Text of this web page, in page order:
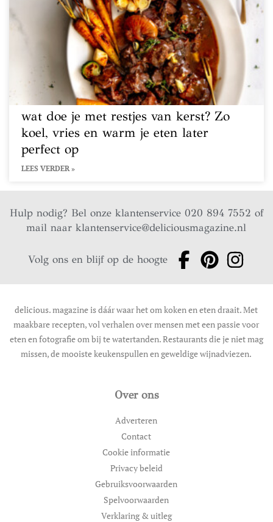
wat doe je met restjes van kerst? Zo
koel, vries en warm je eten later
perfect op
LEES VERDER »
Hulp nodig? Bel onze klantenservice 020 894 7552 of
mail naarklantenservice@deliciousmagazine.nl
Volg ons en blijf op de hoogte
delicious. magazine is dáár waar het om koken en eten draait. Met
maakbare recepten, vol verhalen over mensen met een passie voor
eten en fotografie om bij te watertanden. Restaurants die je niet mag
missen, de mooiste keukenspullen en geweldige wijnadviezen.
Over ons
Adverteren
Contact
Cookie informatie
Privacy beleid
Gebruiksvoorwaarden
Spelvoorwaarden
Verklaring & uitleg